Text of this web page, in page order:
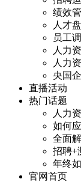
绩效
人才
员工
人力
人力
央国
直播活动
热门话题
人力
如何
全面
招聘+
年终
官网首页